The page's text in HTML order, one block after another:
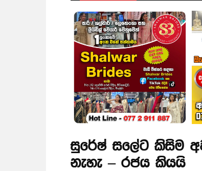
සුරේෂ් සලේට කිසිම
නැහැ – රජය කියයි